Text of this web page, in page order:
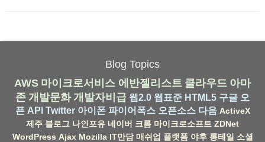
Blog Topics
AWS 마이크로서비스 에반젤리스트 클라우드 아마
존 개발문화 개발자비급 웹2.0 웹표준 HTML5 구글 오
픈 API Twitter 아이폰 파이어폭스 오픈소스 다음 ActiveX
제주 블로그 나인포유 네이버 크롬 마이크로소프트 ZDNet
WordPress Ajax Mozilla IT만담 매쉬업 플랫폼 야후 롱테일 소셜